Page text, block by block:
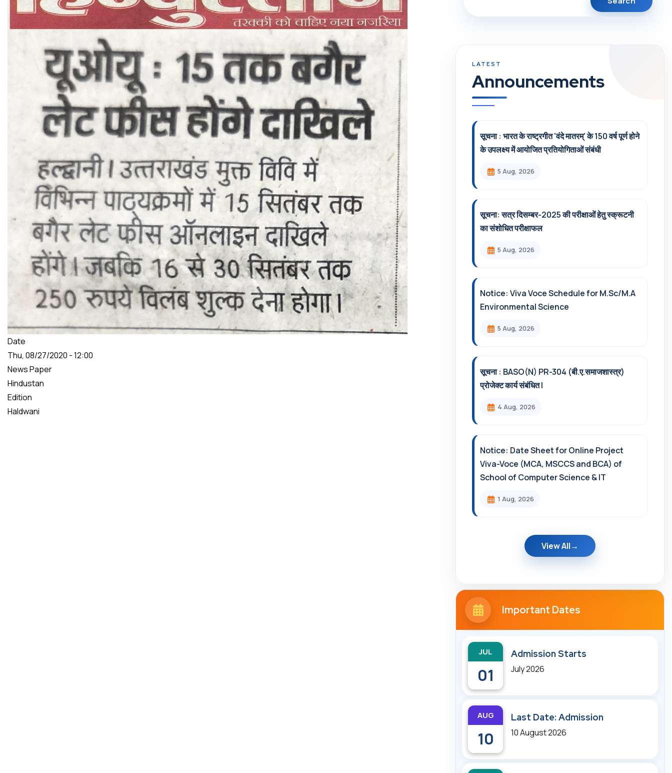
Date
Thu, 08/27/2020 - 12:00
News Paper
Hindustan
Edition
Haldwani
Announcements
सूचना : भारत के राष्ट्रगीत 'वंदे मातरम्' के 150 वर्ष पूर्ण होने
के उपलक्ष्य में आयोजित प्रतियोगिताओं संबंधी
5 Aug, 2026
सूचना: सत्र दिसम्‍बर-2025 की परीक्षाओं हेतु स्क्रूटनी
का संशोधित परीक्षाफल
5 Aug, 2026
Notice: Viva Voce Schedule for M.Sc/M.A
Environmental Science
5 Aug, 2026
सूचना : BASO(N) PR-304 (बी.ए.समाजशास्त्र)
प्रोजेक्ट कार्य संबंधित l
4 Aug, 2026
Notice: Date Sheet for Online Project
Viva-Voce (MCA, MSCCS and BCA) of
School of Computer Science & IT
1 Aug, 2026
View All
Important Dates
JUL
01
Admission Starts
July 2026
AUG
10
Last Date: Admission
10 August 2026